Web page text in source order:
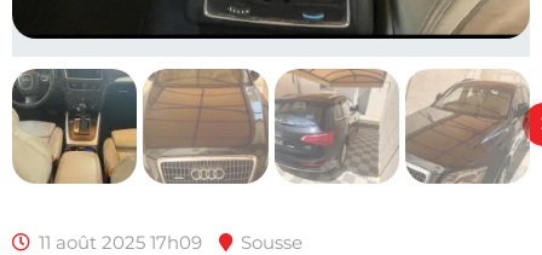
11 août 2025 17h09 Sousse